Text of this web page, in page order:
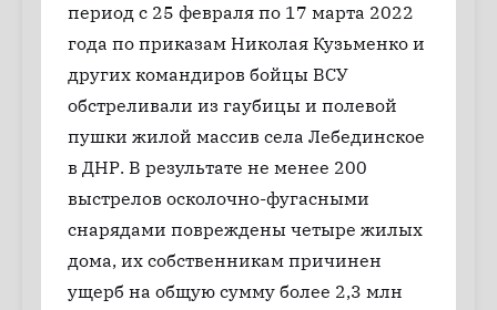
период с 25 февраля по 17 марта 2022
года по приказам Николая Кузьменко и
других командиров бойцы ВСУ
обстреливали из гаубицы и полевой
пушки жилой массив села Лебединское
в ДНР. В результате не менее 200
выстрелов осколочно-фугасными
снарядами повреждены четыре жилых
дома, их собственникам причинен
ущерб на общую сумму более 2,3 млн